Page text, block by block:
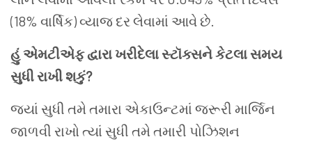
(18% વાર્ષિક) વ્યાજ દર લેવામાં આવે છે.
હું એમટીએફદ્વારા ખરીદેલા સ્ટૉક્સને કેટલા સમય
સુધી રાખી શકું?
જ્યાં સુધી તમે તમારા એકાઉન્ટમાં જરૂરી માર્જિન
જાળવી રાખો ત્યાં સુધી તમે તમારી પોઝિશન